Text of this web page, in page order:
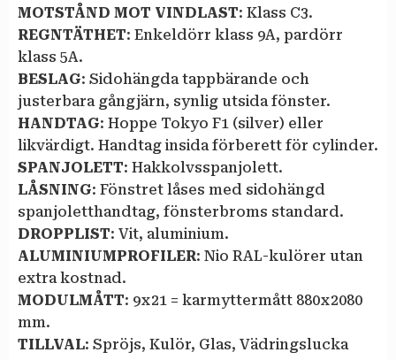
MOTSTÅND MOT VINDLAST: Klass C3.
REGNTÄTHET: Enkeldörr klass 9A, pardörr
klass 5A.
BESLAG: Sidohängda tappbärande och
justerbara gångjärn, synlig utsida fönster.
HANDTAG: Hoppe Tokyo F1 (silver) eller
likvärdigt. Handtag insida förberett för cylinder.
SPANJOLETT: Hakkolvsspanjolett.
LÅSNING: Fönstret låses med sidohängd
spanjoletthandtag, fönsterbroms standard.
DROPPLIST: Vit, aluminium.
ALUMINIUMPROFILER: Nio RAL-kulörer utan
extra kostnad.
MODULMÅTT: 9 x 21 = karmyttermått 880 x 2080
mm.
TILLVAL: Spröjs, Kulör, Glas, Vädringslucka